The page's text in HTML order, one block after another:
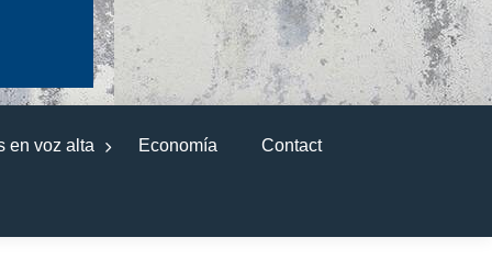
en voz alta Economía Contact